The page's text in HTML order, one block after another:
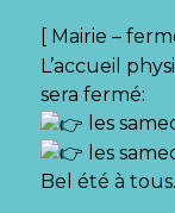
[ Mairie –
L’accueil
sera fermé:
les
les
Bel été à tous.